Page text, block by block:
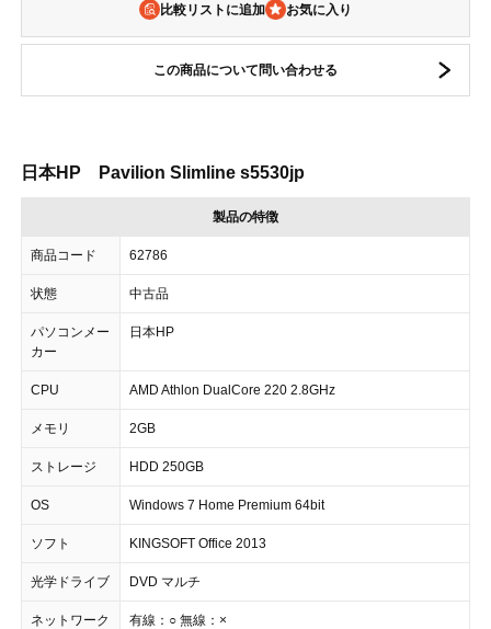
比較リストに追加
この商品について問い合わせる
日本HP Pavilion Slimline s5530jp
製品の特徴
商品コード 62786
状態 中古品
パソコンメー
カー
日本HP
CPU AMD Athlon DualCore 220 2.8GHz
メモリ 2GB
ストレージ HDD 250GB
OS Windows 7 Home Premium 64bit
ソフト KINGSOFT Office 2013
光学ドライブ DVD マルチ
ネットワーク 有線：○ 無線：×